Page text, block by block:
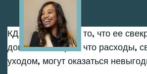
КД благодарна за то, что ее
доме, но говорит, что расходы,
уходом, могут оказаться